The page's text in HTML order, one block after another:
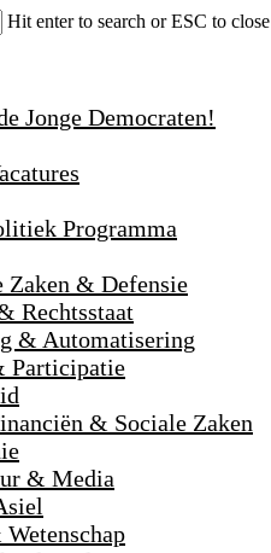
Hit enter to search or ESC to close
Jonge Democraten!
Programma
Zaken & Defensie
Rechtsstaat
& Automatisering
Participatie
& Sociale Zaken
& Media